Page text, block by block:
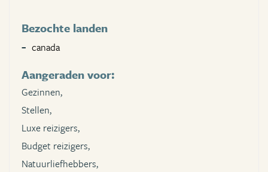
Bezochte landen
canada
Aangeraden voor:
Gezinnen,
Stellen,
Luxe reizigers,
Budget reizigers,
Natuurliefhebbers,